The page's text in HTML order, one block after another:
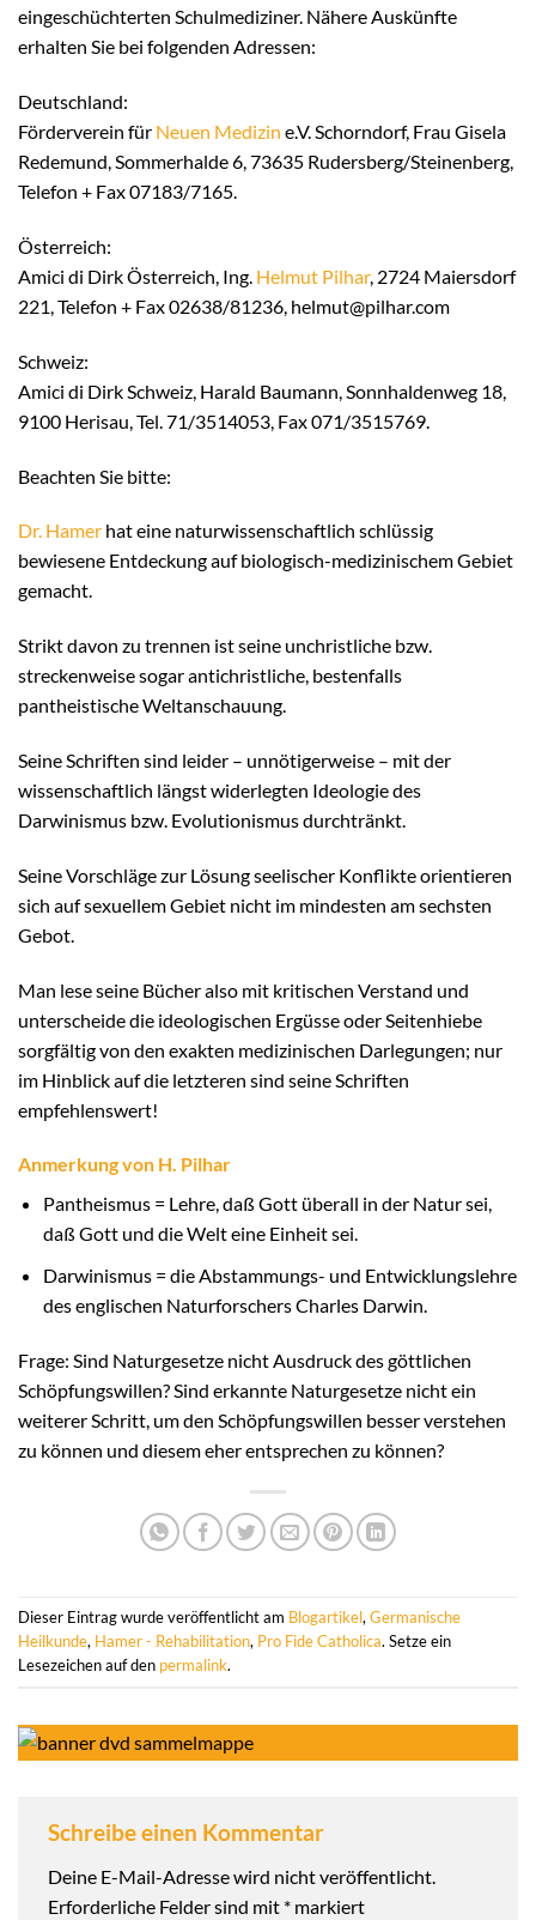
eingeschüchterten Schulmediziner. Nähere Auskünfte
erhalten Sie bei folgenden Adressen:
Deutschland:
Förderverein für Neuen Medizin e.V. Schorndorf, Frau Gisela
Redemund, Sommerhalde 6, 73635 Rudersberg/Steinenberg,
Telefon + Fax 07183/7165.
Österreich:
Amici di Dirk Österreich, Ing. Helmut Pilhar, 2724 Maiersdorf
221, Telefon + Fax 02638/81236, helmut@pilhar.com
Schweiz:
Amici di Dirk Schweiz, Harald Baumann, Sonnhaldenweg 18,
9100 Herisau, Tel. 71/3514053, Fax 071/3515769.
Beachten Sie bitte:
Dr. Hamer hat eine naturwissenschaftlich schlüssig
bewiesene Entdeckung auf biologisch-medizinischem Gebiet
gemacht.
Strikt davon zu trennen ist seine unchristliche bzw.
streckenweise sogar antichristliche, bestenfalls
pantheistische Weltanschauung.
Seine Schriften sind leider – unnötigerweise – mit der
wissenschaftlich längst widerlegten Ideologie des
Darwinismus bzw. Evolutionismus durchtränkt.
Seine Vorschläge zur Lösung seelischer Konflikte orientieren
sich auf sexuellem Gebiet nicht im mindesten am sechsten
Gebot.
Man lese seine Bücher also mit kritischen Verstand und
unterscheide die ideologischen Ergüsse oder Seitenhiebe
sorgfältig von den exakten medizinischen Darlegungen; nur
im Hinblick auf die letzteren sind seine Schriften
empfehlenswert!
Anmerkung von H. Pilhar
Pantheismus = Lehre, daß Gott überall in der Natur sei,
daß Gott und die Welt eine Einheit sei.
Darwinismus = die Abstammungs- und Entwicklungslehre
des englischen Naturforschers Charles Darwin.
Frage: Sind Naturgesetze nicht Ausdruck des göttlichen
Schöpfungswillen? Sind erkannte Naturgesetze nicht ein
weiterer Schritt, um den Schöpfungswillen besser verstehen
zu können und diesem eher entsprechen zu können?
Dieser Eintrag wurde veröffentlicht am Blogartikel, Germanische
Heilkunde, Hamer - Rehabilitation, Pro Fide Catholica. Setze ein
Lesezeichen auf den permalink.
Schreibe einen Kommentar
Deine E-Mail-Adresse wird nicht veröffentlicht.
Erforderliche Felder sind mit * markiert